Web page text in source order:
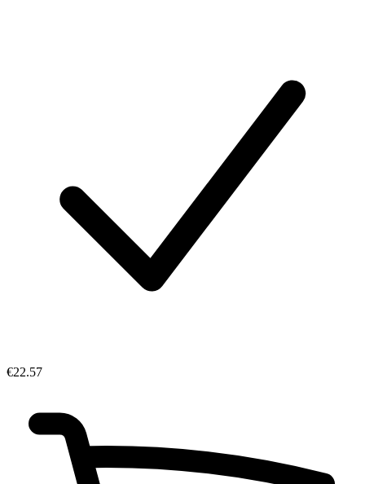
€22.57